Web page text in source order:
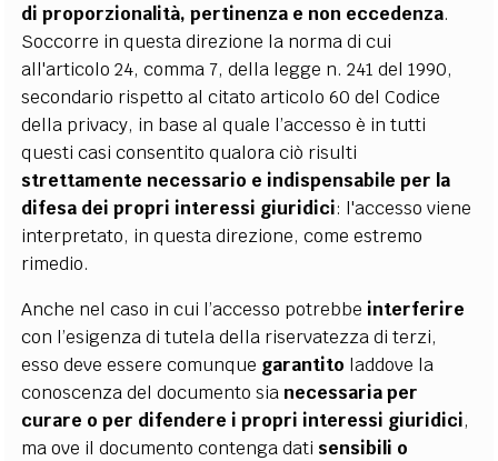
di proporzionalità, pertinenza e non eccedenza.
Soccorre in questa direzione la norma di cui
all'articolo 24, comma 7, della legge n. 241 del 1990,
secondario rispetto al citato articolo 60 del Codice
della privacy, in base al quale l’accesso è in tutti
questi casi consentito qualora ciò risulti
strettamente necessario e indispensabile per la
difesa dei propri interessi giuridici: l'accesso viene
interpretato, in questa direzione, come estremo
rimedio.
Anche nel caso in cui l’accesso potrebbe interferire
con l’esigenza di tutela della riservatezza di terzi,
esso deve essere comunque garantito laddove la
conoscenza del documento sia necessaria per
curare o per difendere i propri interessi giuridici,
ma ove il documento contenga dati sensibili o